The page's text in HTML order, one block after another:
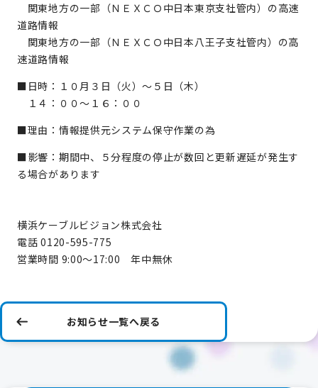
関東地方の一部（ＮＥＸＣＯ中日本東京支社管内）の高速
道路情報
関東地方の一部（ＮＥＸＣＯ中日本八王子支社管内）の高
速道路情報
■日時：１０月３日（火）～５日（木）
１４：００～１６：００
■理由：情報提供元システム保守作業の為
■影響：期間中、５分程度の停止が数回と更新遅延が発生す
る場合があります
横浜ケーブルビジョン株式会社
電話 0120-595-775
営業時間 9:00～17:00 年中無休
お知らせ一覧へ戻る